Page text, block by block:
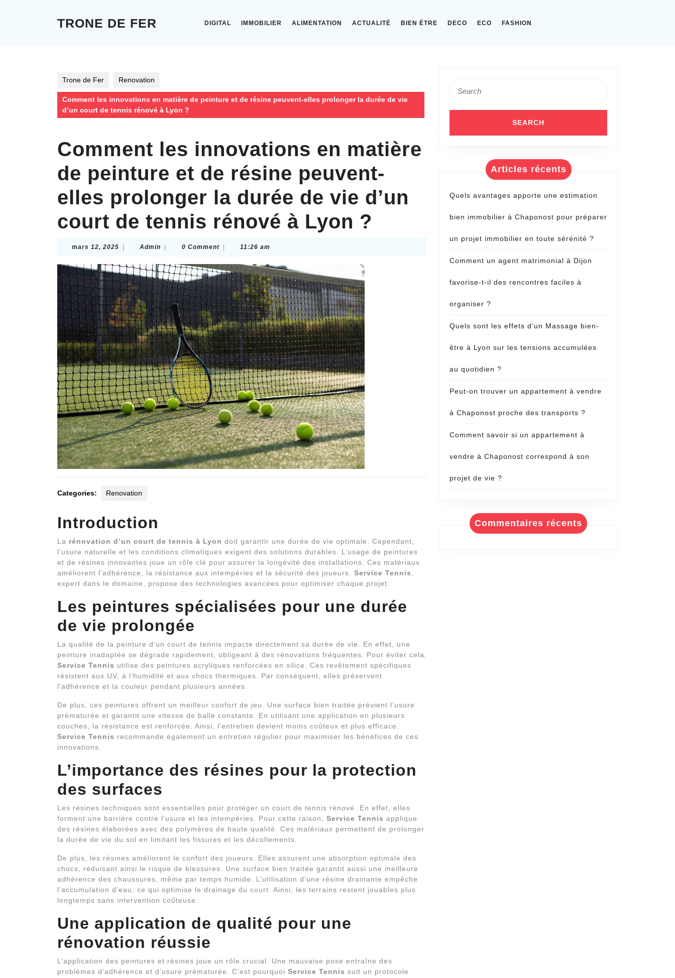
TRONE DE FER DIGITAL IMMOBILIER ALIMENTATION ACTUALITÉ BIEN ÉTRE DECO ECO FASHION
Trone de Fer Renovation
Comment les innovations en matière de peinture et de résine peuvent-elles prolonger la durée de vie
d’un court de tennis rénové à Lyon ?
Comment les innovations en matière
de peinture et de résine peuvent-
elles prolonger la durée de vie d’un
court de tennis rénové à Lyon ?
mars 12, 2025 mars
2025
Admin Admin 0 Comment 11:26 am
Categories: Renovation
Introduction
La rénovation d’un court de tennis à Lyon doit garantir une durée de vie optimale. Cependant,
l’usure naturelle et les conditions climatiques exigent des solutions durables. L’usage de peintures
et de résines innovantes joue un rôle clé pour assurer la longévité des installations. Ces matériaux
améliorent l’adhérence, la résistance aux intempéries et la sécurité des joueurs. Service Tennis
expert dans le domaine, propose des technologies avancées pour optimiser chaque projet.
Les peintures spécialisées pour une durée
de vie prolongée
La qualité de la peinture d’un court de tennis impacte directement sa durée de vie. En effet, une
peinture inadaptée se dégrade rapidement, obligeant à des rénovations fréquentes. Pour éviter cela,
Service Tennis utilise des peintures acryliques renforcées en silice. Ces revêtement spécifiques
résistent aux UV, à l’humidité et aux chocs thermiques. Par conséquent, elles préservent
l’adhérence et la couleur pendant plusieurs années.
De plus, ces peintures offrent un meilleur confort de jeu. Une surface bien traitée prévient l’usure
prématurée et garantit une vitesse de balle constante. En utilisant une application en plusieurs
couches, la résistance est renforcée. Ainsi, l’entretien devient moins coûteux et plus efficace.
Service Tennis recommande également un entretien régulier pour maximiser les bénéfices de ces
innovations.
L’importance des résines pour la protection
des surfaces
Les résines techniques sont essentielles pour protéger un court de tennis rénové. En effet, elles
forment une barrière contre l’usure et les intempéries. Pour cette raison, Service Tennis applique
des résines élaborées avec des polymères de haute qualité. Ces matériaux permettent de prolonger
la durée de vie du sol en limitant les fissures et les décollements.
De plus, les résines améliorent le confort des joueurs. Elles assurent une absorption optimale des
chocs, réduisant ainsi le risque de blessures. Une surface bien traitée garantit aussi une meilleure
adhérence des chaussures, même par temps humide. L’utilisation d’une résine drainante empêche
l’accumulation d’eau, ce qui optimise le drainage du court. Ainsi, les terrains restent jouables plus
longtemps sans intervention coûteuse.
Une application de qualité pour une
rénovation réussie
L’application des peintures et résines joue un rôle crucial. Une mauvaise pose entraîne des
problèmes d’adhérence et d’usure prématurée. C’est pourquoi Service Tennis suit un protocole
for:
Articles récents
Quels avantages apporte une estimation
bien immobilier à Chaponost pour préparer
un projet immobilier en toute sérénité ?
Comment un agent matrimonial à Dijon
favorise-t-il des rencontres faciles à
organiser ?
Quels sont les effets d’un Massage bien-
être à Lyon sur les tensions accumulées
au quotidien ?
Peut-on trouver un appartement à vendre
à Chaponost proche des transports ?
Comment savoir si un appartement à
vendre à Chaponost correspond à son
projet de vie ?
Commentaires récents